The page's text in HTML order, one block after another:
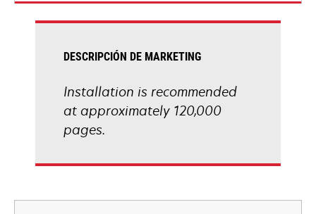
DESCRIPCIÓN DE MARKETING
Installation is recommended
at approximately 120,000
pages.